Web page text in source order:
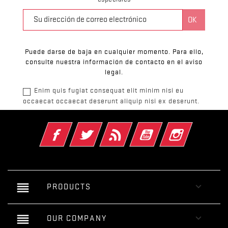
Puede darse de baja en cualquier momento. Para ello,
consulte nuestra información de contacto en el aviso
legal.
Enim quis fugiat consequat elit minim nisi eu
occaecat occaecat deserunt aliquip nisi ex deserunt.
FacebookTwitter Rss YouTube Instagram
reorder PRODUCTS 
reorder OUR COMPANY 